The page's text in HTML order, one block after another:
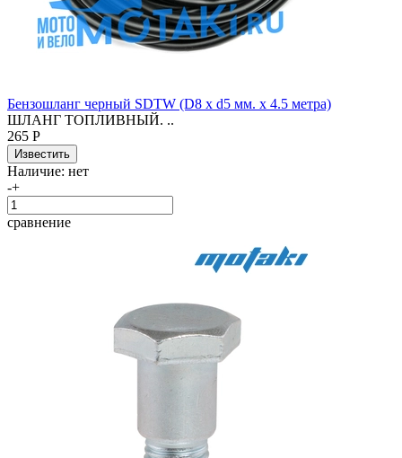
Бензошланг черный SDTW (D8 x d5 мм. x 4.5 метра)
ШЛАНГ ТОПЛИВНЫЙ. ..
265 Р
Наличие: нет
-+
сравнение